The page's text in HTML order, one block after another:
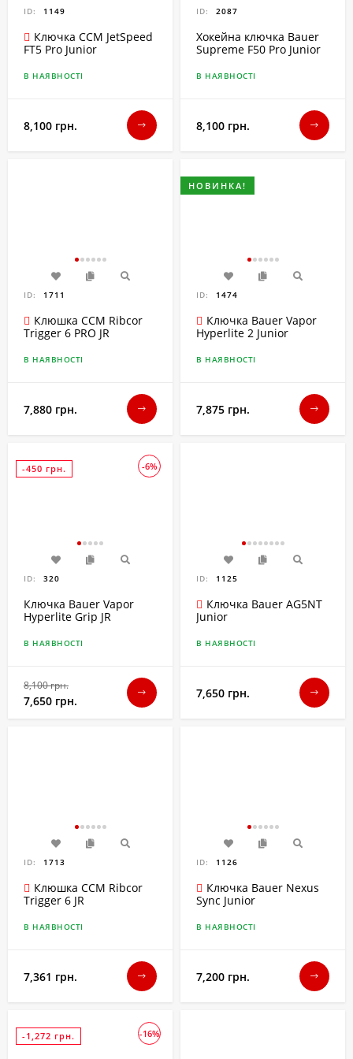
ID: 1149
Ключка CCM JetSpeed
FT5 Pro Junior
В НАЯВНОСТІ
8,100 грн.
ID: 2087
Хокейна ключка Bauer
Supreme F50 Pro Junior
В НАЯВНОСТІ
8,100 грн.
ID: 1711
Клюшка CCM Ribcor
Trigger 6 PRO JR
В НАЯВНОСТІ
7,880 грн.
НОВИНКА!
ID: 1474
Ключка Bauer Vapor
Hyperlite 2 Junior
В НАЯВНОСТІ
7,875 грн.
-6%
-450 грн.
ID: 320
Ключка Bauer Vapor
Hyperlite Grip JR
В НАЯВНОСТІ
8,100 грн.
7,650 грн.
ID: 1125
Ключка Bauer AG5NT
Junior
В НАЯВНОСТІ
7,650 грн.
ID: 1713
Клюшка CCM Ribcor
Trigger 6 JR
В НАЯВНОСТІ
7,361 грн.
ID: 1126
Ключка Bauer Nexus
Sync Junior
В НАЯВНОСТІ
7,200 грн.
-16%
-1,272 грн.